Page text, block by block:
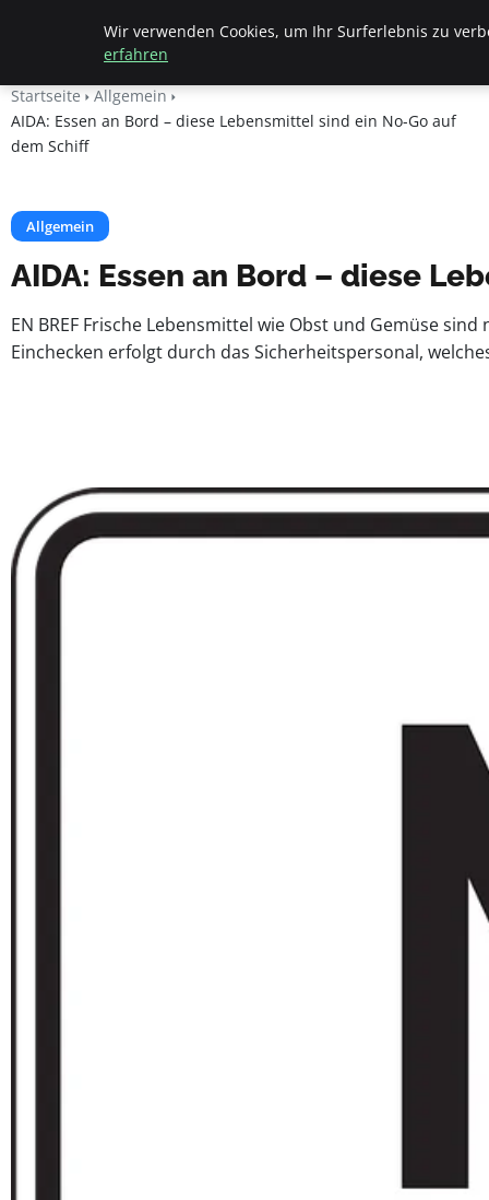
Beyond Surface
Startseite
Allgemein
AIDA: Essen an Bord – diese Lebensmittel sind ein No-Go auf
dem Schiff
Allgemein
AIDA: Essen an Bord – diese
EN BREF Frische Lebensmittel wie Obst und Gemüse
Einchecken erfolgt durch das Sicherheitspersonal,
Wir verwenden Cookies, um Ihr Surferlebnis zu
erfahren